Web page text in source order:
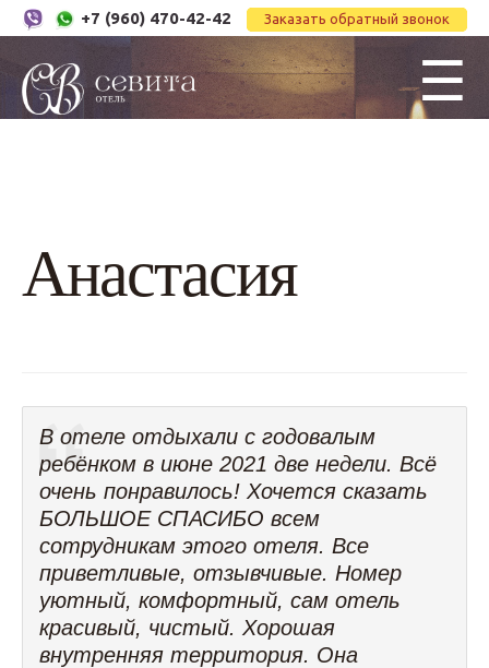
Заказать обратный звонок
+7 (960) 470-42-42
☰
Анастасия
В отеле отдыхали с годовалым
ребёнком в июне 2021 две недели. Всё
очень понравилось! Хочется сказать
БОЛЬШОЕ СПАСИБО всем
сотрудникам этого отеля. Все
приветливые, отзывчивые. Номер
уютный, комфортный, сам отель
красивый, чистый. Хорошая
внутренняя территория. Она